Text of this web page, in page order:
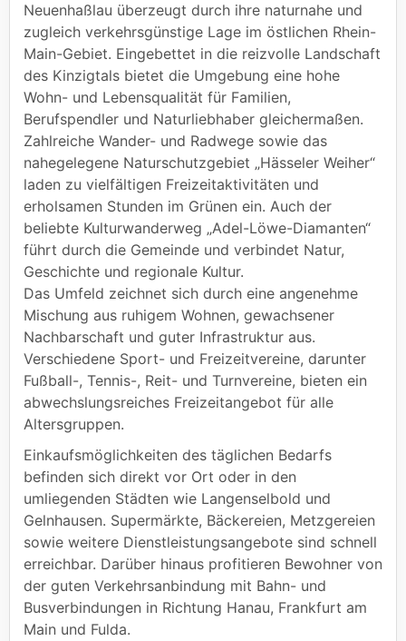
Neuenhaßlau überzeugt durch ihre naturnahe und
zugleich verkehrsgünstige Lage im östlichen Rhein-
Main-Gebiet. Eingebettet in die reizvolle Landschaft
des Kinzigtals bietet die Umgebung eine hohe
Wohn- und Lebensqualität für Familien,
Berufspendler und Naturliebhaber gleichermaßen.
Zahlreiche Wander- und Radwege sowie das
nahegelegene Naturschutzgebiet „Hässeler Weiher“
laden zu vielfältigen Freizeitaktivitäten und
erholsamen Stunden im Grünen ein. Auch der
beliebte Kulturwanderweg „Adel-Löwe-Diamanten“
führt durch die Gemeinde und verbindet Natur,
Geschichte und regionale Kultur.
Das Umfeld zeichnet sich durch eine angenehme
Mischung aus ruhigem Wohnen, gewachsener
Nachbarschaft und guter Infrastruktur aus.
Verschiedene Sport- und Freizeitvereine, darunter
Fußball-, Tennis-, Reit- und Turnvereine, bieten ein
abwechslungsreiches Freizeitangebot für alle
Altersgruppen.
Einkaufsmöglichkeiten des täglichen Bedarfs
befinden sich direkt vor Ort oder in den
umliegenden Städten wie Langenselbold und
Gelnhausen. Supermärkte, Bäckereien, Metzgereien
sowie weitere Dienstleistungsangebote sind schnell
erreichbar. Darüber hinaus profitieren Bewohner von
der guten Verkehrsanbindung mit Bahn- und
Busverbindungen in Richtung Hanau, Frankfurt am
Main und Fulda.